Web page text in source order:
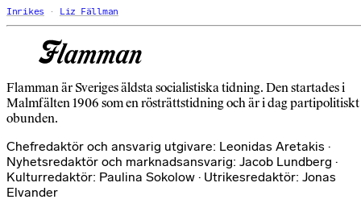
Inrikes Liz Fällman
Flamman är Sveriges äldsta socialistiska tidning. Den startades i
Malmfälten 1906 som en rösträttstidning och är i dag partipolitiskt
obunden.
Chefredaktör och ansvarig utgivare: Leonidas Aretakis ·
Nyhetsredaktör och marknadsansvarig: Jacob Lundberg ·
Kulturredaktör: Paulina Sokolow · Utrikesredaktör: Jonas
Elvander